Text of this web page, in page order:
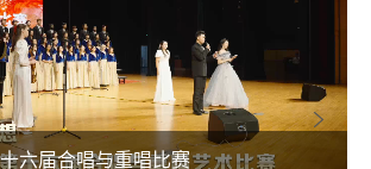
六届合唱与重唱比赛